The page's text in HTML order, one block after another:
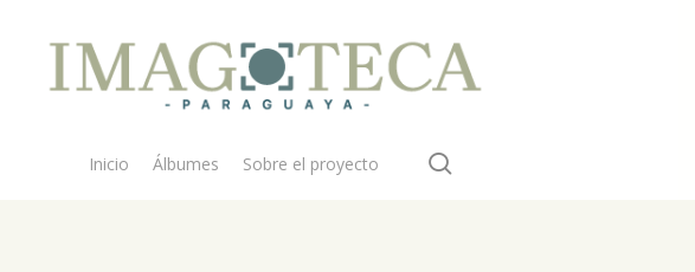
Inicio Álbumes Sobre el proyecto